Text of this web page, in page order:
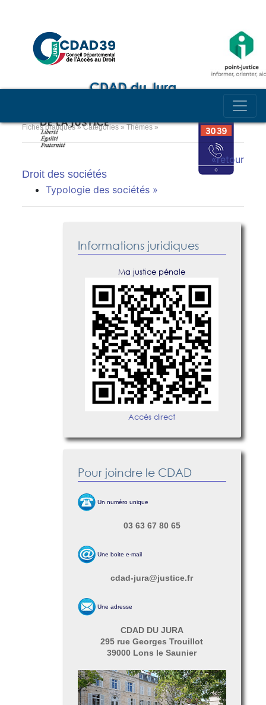
Fiches pratiques » Catégories » Thèmes »
«retour
Droit des sociétés
Typologie des sociétés »
Informations juridiques
Ma justice pénale
Accès direct
Pour joindre le CDAD
Un numéro unique
03 63 67 80 65
Une boite e-mail
cdad-jura@justice.fr
Une adresse
CDAD DU JURA
295 rue Georges Trouillot
39000 Lons le Saunier